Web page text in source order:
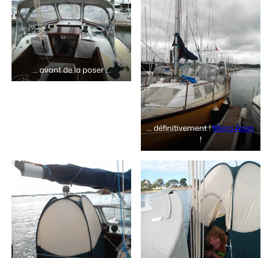
… avant de la poser …
… définitivement !Merci Alain
!